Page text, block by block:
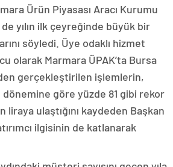
Ürün Piyasası Aracı Kurumu
yılın ilk çeyreğinde büyük bir
söyledi. Üye odaklı hizmet
olarak Marmara ÜPAK’ta Bursa
gerçekleştirilen işlemlerin,
dönemine göre yüzde 81 gibi rekor
liraya ulaştığını kaydeden Başkan
ilgisinin de katlanarak